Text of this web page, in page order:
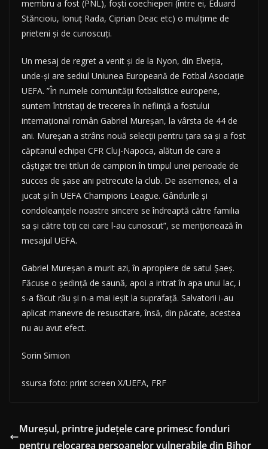
membru a fost (PNL), foști coechieperi (între ei, Eduard
Stăncioiu, Ionuț Rada, Ciprian Deac etc) o mulțime de
prieteni și de cunoscuți.
Un mesaj de regret a venit și de la Nyon, din Elveția,
unde-și are sediul Uniunea Europeană de Fotbal Asociație
UEFA. ”În numele comunității fotbalistice europene,
suntem întristați de trecerea în neființă a fostului
internațional român Gabriel Mureșan, la vârsta de 44 de
ani. Mureșan a strâns nouă selecții pentru țara sa și a fost
căpitanul echipei CFR Cluj-Napoca, alături de care a
câștigat trei titluri de campion în timpul unei perioade de
succes de șase ani petrecute la club. De asemenea, el a
jucat și în UEFA Champions League. Gândurile și
condoleanțele noastre sincere se îndreaptă către familia
sa și către toți cei care l-au cunoscut”, se menționează în
mesajul UEFA.
Gabriel Mureșan a murit azi, în apropiere de satul Șaeș.
Făcuse o ședință de saună, apoi a intrat în apa unui lac, i
s-a făcut rău și n-a mai ieșit la suprafață. Salvatorii i-au
aplicat manevre de resuscitare, însă, din păcate, acestea
nu au avut efect.
Sorin Simion
ssursa foto: print screen X/UEFA, FRF
Mureșul, printre județele care primesc fonduri
pentru relocarea persoanelor vulnerabile din Bihor